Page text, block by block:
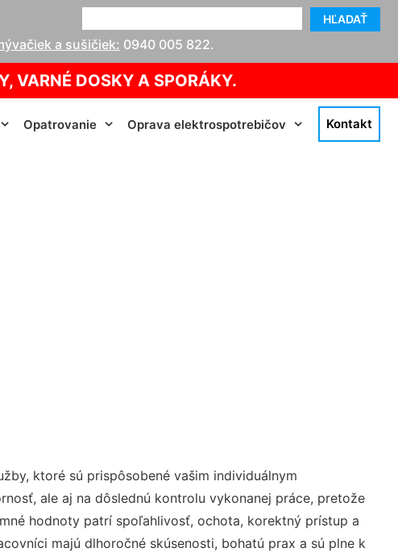
HĽADAŤ
a sušičiek: 0940 005 822.
VARNÉ DOSKY A SPORÁKY.
Opatrovanie Oprava elektrospotrebičov Kontakt
ktoré sú prispôsobené vašim individuálnym
ale aj na dôslednú kontrolu vykonanej práce, pretože
hodnoty patrí spoľahlivosť, ochota, korektný prístup a
majú dlhoročné skúsenosti, bohatú prax a sú plne k